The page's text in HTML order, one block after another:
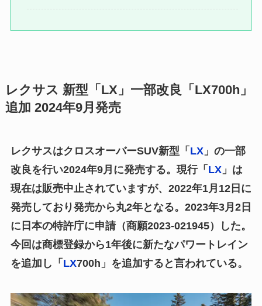
レクサス 新型「LX」一部改良「LX700h」
追加 2024年9月発売
レクサスはクロスオーバーSUV新型「 LX」の一部
改良を行い2024年9月に発売する。現行「 LX」は
現在は販売中止されていますが、2022年1月12日に
発売しており発売から丸2年となる。2023年3月2日
に日本の特許庁に申請（商願2023-021945）した。
今回は商標登録から1年後に新たなパワートレイン
を追加し「 LX700h」を追加すると言われている。